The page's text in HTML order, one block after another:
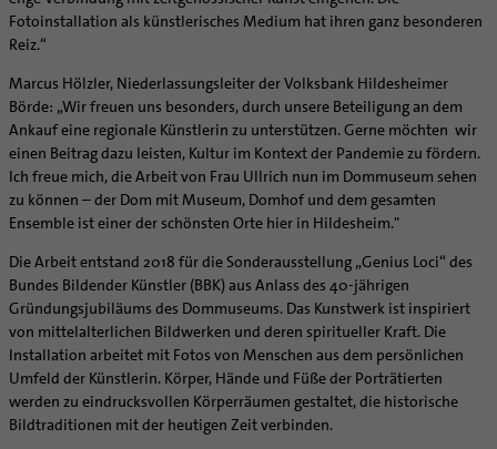
Ehe - Familie - Geschlechtergerechtigkeit
Kategoriale und Diakonale Seelsorge
Notfall
Polizei- und Feuerwehr
Schule
Gefängnisseelsorge
Segensorte
Veranstaltungen
Supervision
Coaching
Ehrenamtliche
KirchenZeitung online
Verwaltungsbeauftragte / Verwaltungsleitungen in
Pfarrgemeinden
Fotoinstallation als künstlerisches Medium hat ihren ganz besonderen
Reiz.“
Marcus Hölzler, Niederlassungsleiter der Volksbank Hildesheimer
Börde: „Wir freuen uns besonders, durch unsere Beteiligung an dem
Ankauf eine regionale Künstlerin zu unterstützen. Gerne möchten wir
einen Beitrag dazu leisten, Kultur im Kontext der Pandemie zu fördern.
Ich freue mich, die Arbeit von Frau Ullrich nun im Dommuseum sehen
zu können – der Dom mit Museum, Domhof und dem gesamten
Ensemble ist einer der schönsten Orte hier in Hildesheim."
Die Arbeit entstand 2018 für die Sonderausstellung „Genius Loci“ des
Bundes Bildender Künstler (BBK) aus Anlass des 40-jährigen
Gründungsjubiläums des Dommuseums. Das Kunstwerk ist inspiriert
von mittelalterlichen Bildwerken und deren spiritueller Kraft. Die
Installation arbeitet mit Fotos von Menschen aus dem persönlichen
Umfeld der Künstlerin. Körper, Hände und Füße der Porträtierten
werden zu eindrucksvollen Körperräumen gestaltet, die historische
Bildtraditionen mit der heutigen Zeit verbinden.